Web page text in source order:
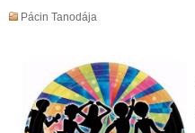
Pácin Tanodája